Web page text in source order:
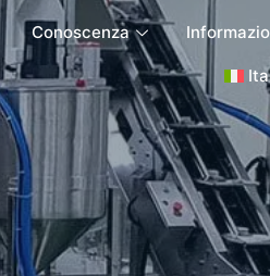
Conoscenza